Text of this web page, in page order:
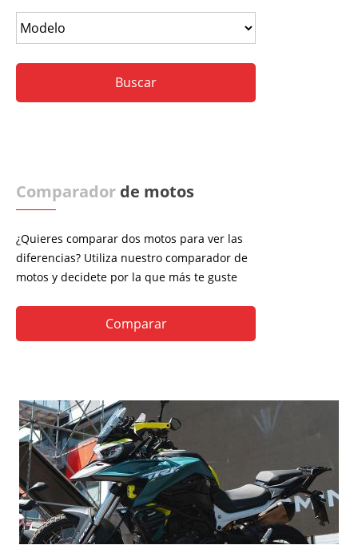
Comparador de motos
¿Quieres comparar dos motos para ver las
diferencias? Utiliza nuestro comparador de
motos y decidete por la que más te guste
Comparar